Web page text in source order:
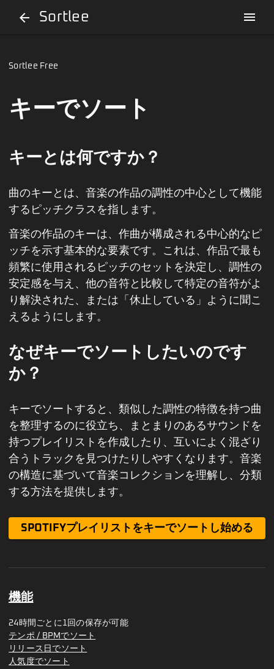
arrow_back Sortlee menu
Sortlee Free
キーでソート
キーとは何ですか？
曲のキーとは、音楽の作品の調性の中心として機能
するピッチクラスを指します。
音楽の作品のキーは、作曲が構成される中心的なピ
ッチを示す基本的な要素です。これは、作品で最も
頻繁に使用されるピッチのセットを決定し、調性の
安定感を与え、他の音符と比較して特定の音符がよ
り解決された、または「休止している」ように聞こ
えるようにします。
なぜキーでソートしたいのです
か？
キーでソートすると、類似した調性の特徴を持つ曲
を整理するのに役立ち、まとまりのあるサウンドを
持つプレイリストを作成したり、互いによく混ざり
合うトラックを見つけたりしやすくなります。音楽
の構造に基づいて音楽コレクションを理解し、分類
する方法を提供します。
SPOTIFYプレイリストをキーでソートし始める
機能
24時間ごとに1回の保存が可能
テンポ / BPMでソート
リリース日でソート
人気度でソート